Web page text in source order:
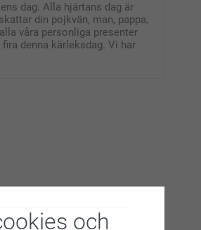
och
dag. Alla hjärtans dag är
din pojkvän, man, pappa,
våra personliga presenter
denna kärleksdag. Vi har